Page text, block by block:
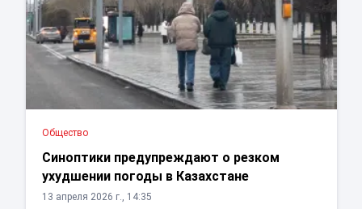
Общество
Синоптики предупреждают о резком
ухудшении погоды в Казахстане
13 апреля 2026 г., 14:35